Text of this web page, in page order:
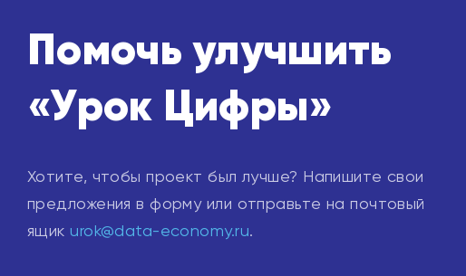
Помочь улучшить
«Урок Цифры»
Хотите, чтобы проект был лучше? Напишите свои
предложения в форму или отправьте на почтовый
ящикurok@data-economy.ru.